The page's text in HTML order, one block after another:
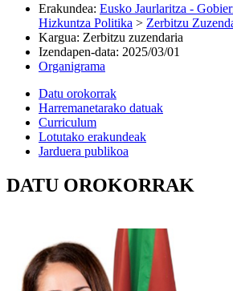
Erakundea: Eusko Jaurlaritza -
Hizkuntza Politika > Zerbitzu
Kargua: Zerbitzu zuzendaria
Izendapen-data: 2025/03/01
Organigrama
Datu orokorrak
Harremanetarako datuak
Curriculum
Lotutako erakundeak
Jarduera publikoa
DATU OROKORRAK